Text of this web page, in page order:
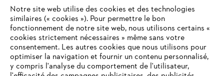
Contact
Notre site web utilise des cookies et des technologies
similaires (« cookies »). Pour permettre le bon
fonctionnement de notre site web, nous utilisons certains «
cookies strictement nécessaires » même sans votre
consentement. Les autres cookies que nous utilisons pour
optimiser la navigation et fournir un contenu personnalisé,
y compris l'analyse du comportement de l'utilisateur,